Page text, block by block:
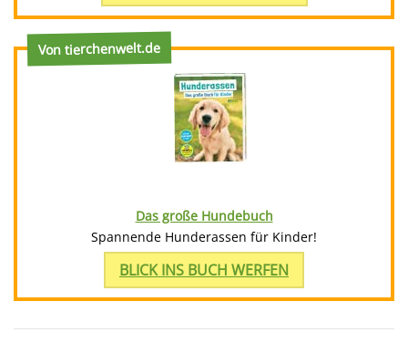
Von tierchenwelt.de
Das große Hundebuch
Spannende Hunderassen für Kinder!
BLICK INS BUCH WERFEN